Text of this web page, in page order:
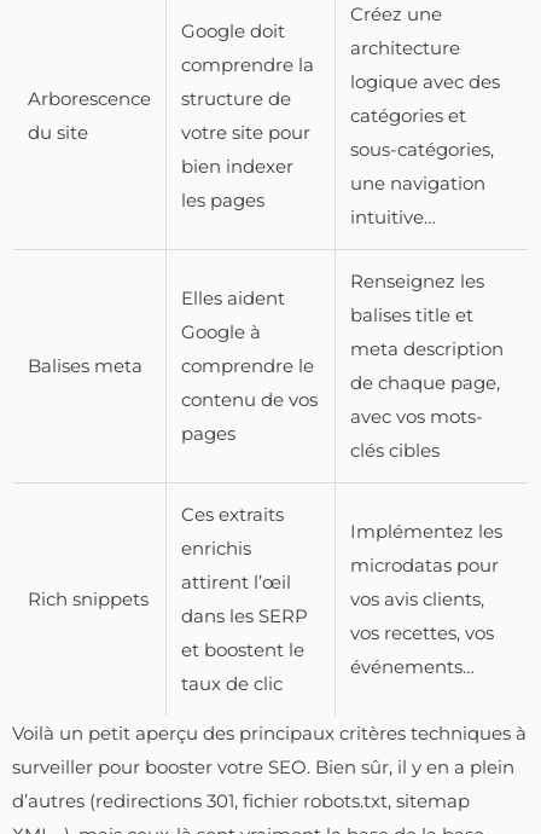
Arborescence
du site
Google doit
comprendre la
structure de
votre site pour
bien indexer
les pages
Créez une
architecture
logique avec des
catégories et
sous-catégories,
une navigation
intuitive…
Balises meta
Elles aident
Google à
comprendre le
contenu de vos
pages
Renseignez les
balises title et
meta description
de chaque page,
avec vos mots-
clés cibles
Rich snippets
Ces extraits
enrichis
attirent l’œil
dans les SERP
et boostent le
taux de clic
Implémentez les
microdatas pour
vos avis clients,
vos recettes, vos
événements…
Voilà un petit aperçu des principaux critères techniques à
surveiller pour booster votre SEO. Bien sûr, il y en a plein
d’autres (redirections 301, fichier robots.txt, sitemap